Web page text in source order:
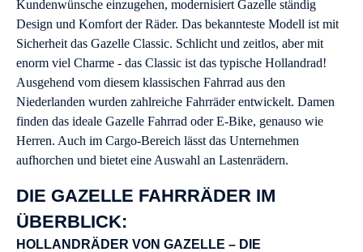
Kundenwünsche einzugehen, modernisiert Gazelle ständig
Design und Komfort der Räder. Das bekannteste Modell ist mit
Sicherheit das Gazelle Classic. Schlicht und zeitlos, aber mit
enorm viel Charme - das Classic ist das typische Hollandrad!
Ausgehend vom diesem klassischen Fahrrad aus den
Niederlanden wurden zahlreiche Fahrräder entwickelt. Damen
finden das ideale Gazelle Fahrrad oder E-Bike, genauso wie
Herren. Auch im Cargo-Bereich lässt das Unternehmen
aufhorchen und bietet eine Auswahl an Lastenrädern.
DIE GAZELLE FAHRRÄDER IM
ÜBERBLICK:
HOLLANDRÄDER VON GAZELLE – DIE